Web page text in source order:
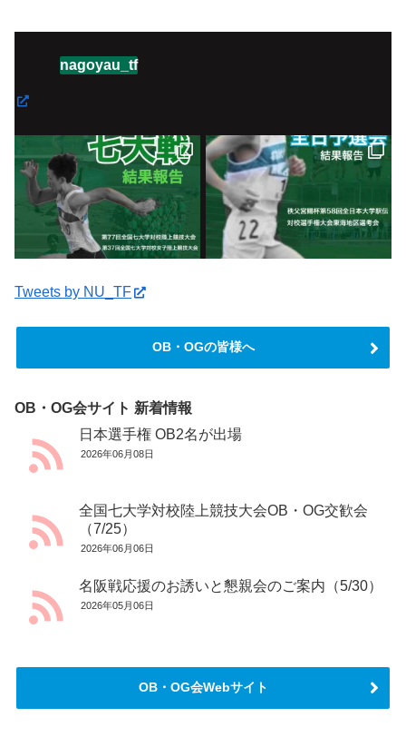
nagoyau_tf
Tweets by NU_TF
OB・OGの皆様へ
OB・OG会サイト 新着情報
日本選手権 OB2名が出場
2026年06月08日
全国七大学対校陸上競技大会OB・OG交歓会
（7/25）
2026年06月06日
名阪戦応援のお誘いと懇親会のご案内（5/30）
2026年05月06日
OB・OG会Webサイト